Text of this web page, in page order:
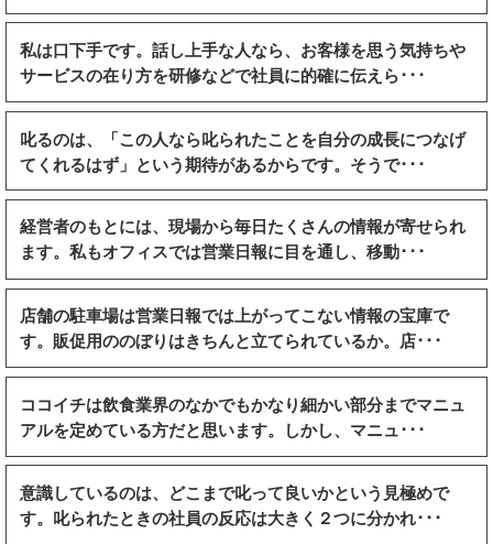
私は口下手です。話し上手な人なら、お客様を思う気持ちや
サービスの在り方を研修などで社員に的確に伝えら･･･
叱るのは、「この人なら叱られたことを自分の成長につなげ
てくれるはず」という期待があるからです。そうで･･･
経営者のもとには、現場から毎日たくさんの情報が寄せられ
ます。私もオフィスでは営業日報に目を通し、移動･･･
店舗の駐車場は営業日報では上がってこない情報の宝庫で
す。販促用ののぼりはきちんと立てられているか。店･･･
ココイチは飲食業界のなかでもかなり細かい部分までマニュ
アルを定めている方だと思います。しかし、マニュ･･･
意識しているのは、どこまで叱って良いかという見極めで
す。叱られたときの社員の反応は大きく２つに分かれ･･･